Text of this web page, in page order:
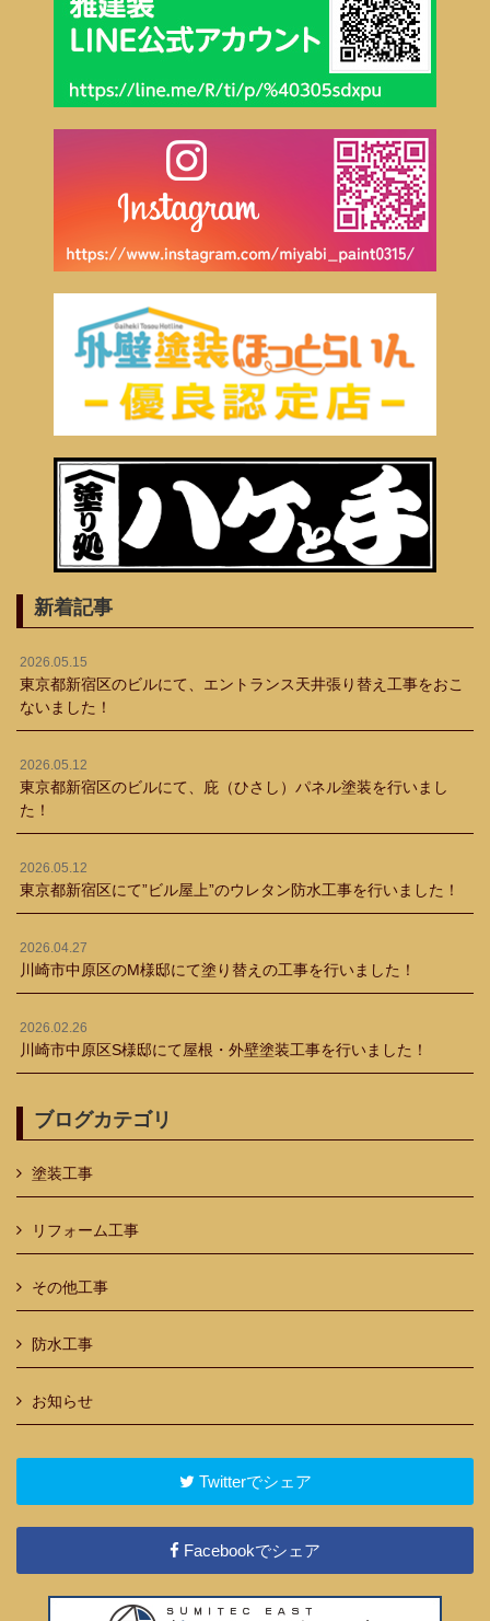
新着記事
2026.05.15
東京都新宿区のビルにて、エントランス天井張り替え工事をおこ
ないました！
2026.05.12
東京都新宿区のビルにて、庇（ひさし）パネル塗装を行いまし
た！
2026.05.12
東京都新宿区にて”ビル屋上”のウレタン防水工事を行いました！
2026.04.27
川崎市中原区のM様邸にて塗り替えの工事を行いました！
2026.02.26
川崎市中原区S様邸にて屋根・外壁塗装工事を行いました！
ブログカテゴリ
塗装工事
リフォーム工事
その他工事
防水工事
お知らせ
Twitterでシェア
Facebookでシェア